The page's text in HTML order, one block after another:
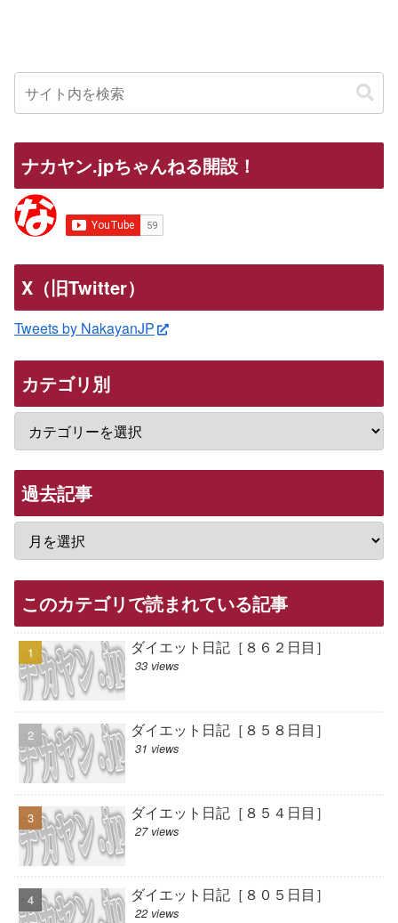
ナカヤン.jpちゃんねる開設！
X（旧Twitter）
Tweets by NakayanJP
カテゴリ別
過去記事
このカテゴリで読まれている記事
ダイエット日記［８６２日目］
33 views
ダイエット日記［８５８日目］
31 views
ダイエット日記［８５４日目］
27 views
ダイエット日記［８０５日目］
22 views